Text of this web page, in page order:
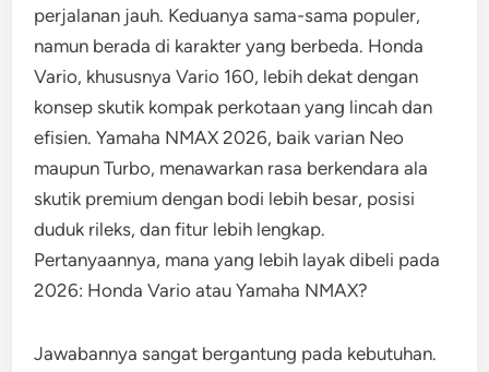
perjalanan jauh. Keduanya sama-sama populer,
namun berada di karakter yang berbeda. Honda
Vario, khususnya Vario 160, lebih dekat dengan
konsep skutik kompak perkotaan yang lincah dan
efisien. Yamaha NMAX 2026, baik varian Neo
maupun Turbo, menawarkan rasa berkendara ala
skutik premium dengan bodi lebih besar, posisi
duduk rileks, dan fitur lebih lengkap.
Pertanyaannya, mana yang lebih layak dibeli pada
2026: Honda Vario atau Yamaha NMAX?
Jawabannya sangat bergantung pada kebutuhan.